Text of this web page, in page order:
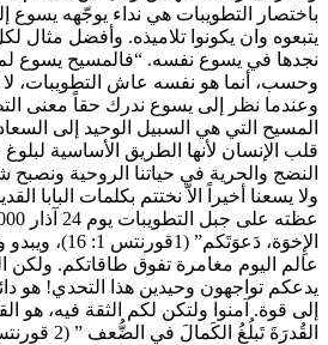
باختصار التطويبات هي نداء يوجّهه يسوع
يتبعوه وان يكونوا تلاميذه. وأفضل مثال
نجدها في يسوع نفسه. “فالمسيح يسوع لم
وحسب، أنما هو نفسه عاش التطويبات، لا
وعندما نظر إلى يسوع ندرك حقاً معنى
المسيح التي هي السبيل الوحيد إلى
قلب الإنسان لأنها الطريق الأساسية
النضج والحرية في حياتنا الروحية
ولا يسعنا أخيراً الاّ نختتم بكلمات البابا
الإِخوَة،
عالم اليوم مغامرة تفوق طاقاتكم. ولكن
يدعكم تواجهون وحيدين هذا التحدي! هو
إلى قوة. آمنوا ولتكن لكم الثقة فيه، هو
القُدرَةَ تَبلُغُ الكَمالَ في الضُّعف ” (2 قورنتس 12: 9).